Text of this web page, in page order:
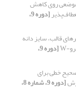
موضعی روی کاهش
[دوره 9،
قالب، سایز دانه
[دوره 9،
خطی برای
[دوره 9، شماره 8،